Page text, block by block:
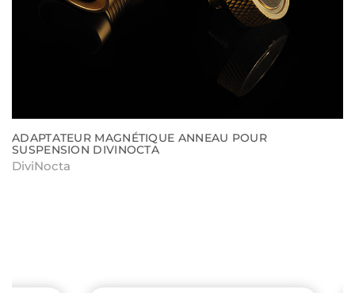
ADAPTATEUR MAGNÉTIQUE ANNEAU POUR
SUSPENSION DIVINOCTA
DiviNocta